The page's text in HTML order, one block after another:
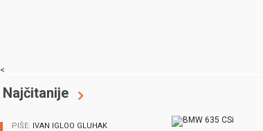
<
Najčitanije
PIŠE: IVAN IGLOO GLUHAK